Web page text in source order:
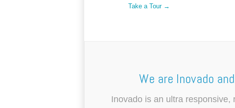
Take a Tour →
We are Inovado
Inovado is an ultra responsive,